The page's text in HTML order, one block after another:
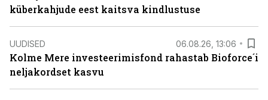
küberkahjude eest kaitsva kindlustuse
UUDISED 06.08.26, 13:06
Kolme Mere investeerimisfond rahastab Bioforce´i
neljakordset kasvu